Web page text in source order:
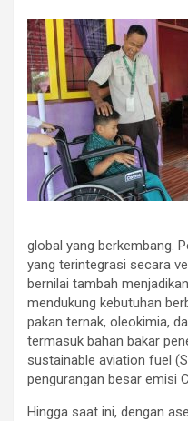
global yang berkembang.
yang terintegrasi secara
bernilai tambah
mendukung kebutuhan
pakan ternak, oleokimia,
termasuk bahan bakar
sustainable aviation fuel
pengurangan besar emisi
Hingga saat ini, dengan